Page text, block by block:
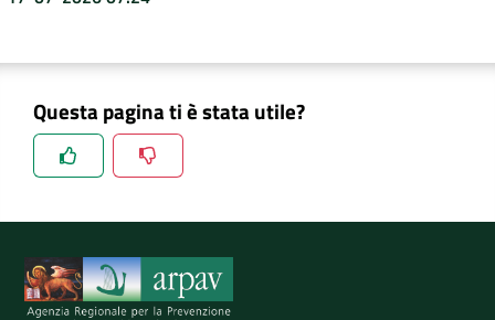
Questa pagina ti è stata utile?
Spiegaci perchè, e aiutaci a migliorare il servizio